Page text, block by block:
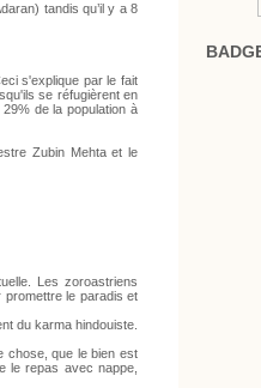
tandis qu’il y a 8
s'explique par le fait
se réfugièrent en
de la population à
Zubin Mehta et le
Les zoroastriens
promettre le paradis et
du karma hindouiste.
chose, que le bien est
le repas avec nappe,